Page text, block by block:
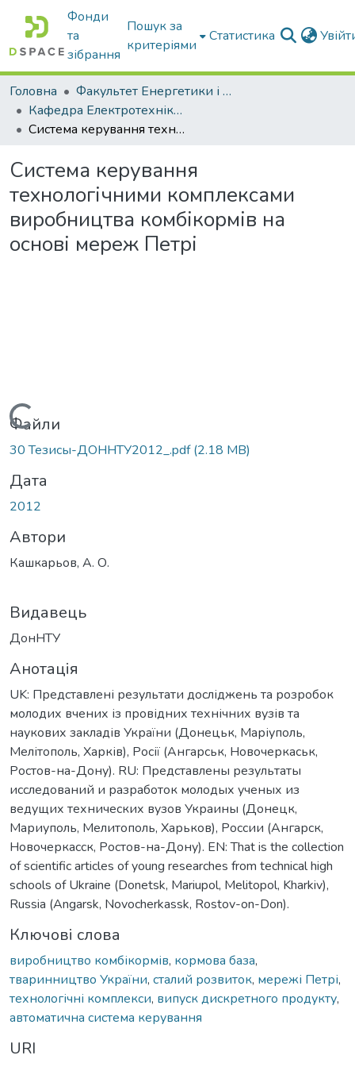
Фонди
та
зібрання
Пошук за
критеріями
Статистика
Головна
Факультет Енергетики і комп'ютерних технологій
Кафедра Електротехніки і електромеханіки ім. проф. В.В. Овчарова
Система керування технологічними комплексами виробництва комбікормів на основі мереж Петрі
Система керування
технологічними комплексами
виробництва комбікормів на
основі мереж Петрі
Вантажиться...
Файли
30 Тезисы-ДОННТУ2012_.pdf(2.18 MB)
Дата
2012
Автори
Кашкарьов, А. О.
Видавець
ДонНТУ
Анотація
UK: Представлені результати досліджень та розробок
молодих вчених із провідних технічних вузів та
наукових закладів України (Донецьк, Маріуполь,
Мелітополь, Харків), Росії (Ангарськ, Новочеркаськ,
Ростов-на-Дону). RU: Представлены результаты
исследований и разработок молодых ученых из
ведущих технических вузов Украины (Донецк,
Мариуполь, Мелитополь, Харьков), России (Ангарск,
Новочеркасск, Ростов-на-Дону). EN: That is the collection
of scientific articles of young researches from technical high
schools of Ukraine (Donetsk, Mariupol, Melitopol, Kharkiv),
Russia (Angarsk, Novocherkassk, Rostov-on-Don).
Ключові слова
виробництво комбікормів, кормова база,
тваринництво України, сталий розвиток, мережі Петрі,
технологічні комплекси, випуск дискретного продукту,
автоматична система керування
URI